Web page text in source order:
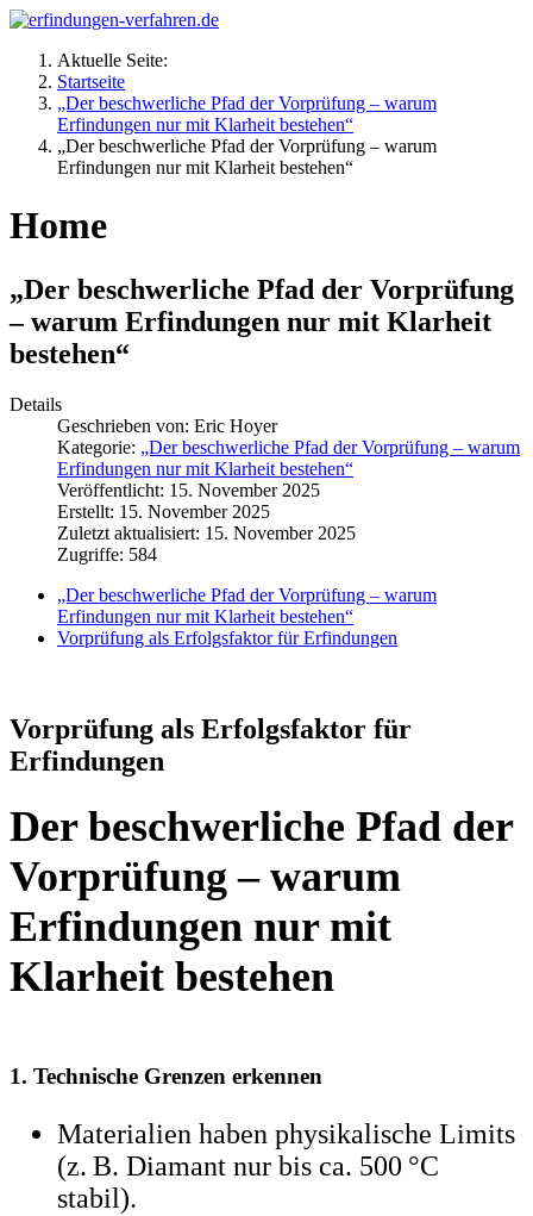
Aktuelle Seite:
Startseite
„Der beschwerliche Pfad der Vorprüfung – warum
Erfindungen nur mit Klarheit bestehen“
„Der beschwerliche Pfad der Vorprüfung – warum
Erfindungen nur mit Klarheit bestehen“
Home
„Der beschwerliche Pfad der Vorprüfung
– warum Erfindungen nur mit Klarheit
bestehen“
Details
Geschrieben von: Eric Hoyer
Kategorie: „Der beschwerliche Pfad der Vorprüfung – warum
Erfindungen nur mit Klarheit bestehen“
Veröffentlicht: 15. November 2025
Erstellt: 15. November 2025
Zuletzt aktualisiert: 15. November 2025
Zugriffe: 584
„Der beschwerliche Pfad der Vorprüfung – warum
Erfindungen nur mit Klarheit bestehen“
Vorprüfung als Erfolgsfaktor für Erfindungen
Vorprüfung als Erfolgsfaktor für
Erfindungen
Der beschwerliche Pfad der
Vorprüfung – warum
Erfindungen nur mit
Klarheit bestehen
1. Technische Grenzen erkennen
Materialien haben physikalische Limits
(z. B. Diamant nur bis ca. 500 °C
stabil).